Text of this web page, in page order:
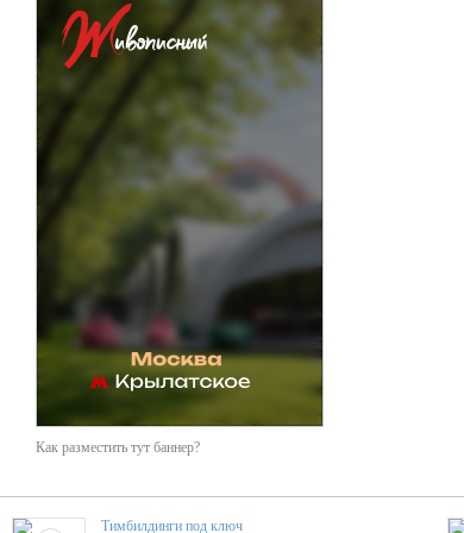
Как разместить тут баннер?
Тимбилдинги под ключ